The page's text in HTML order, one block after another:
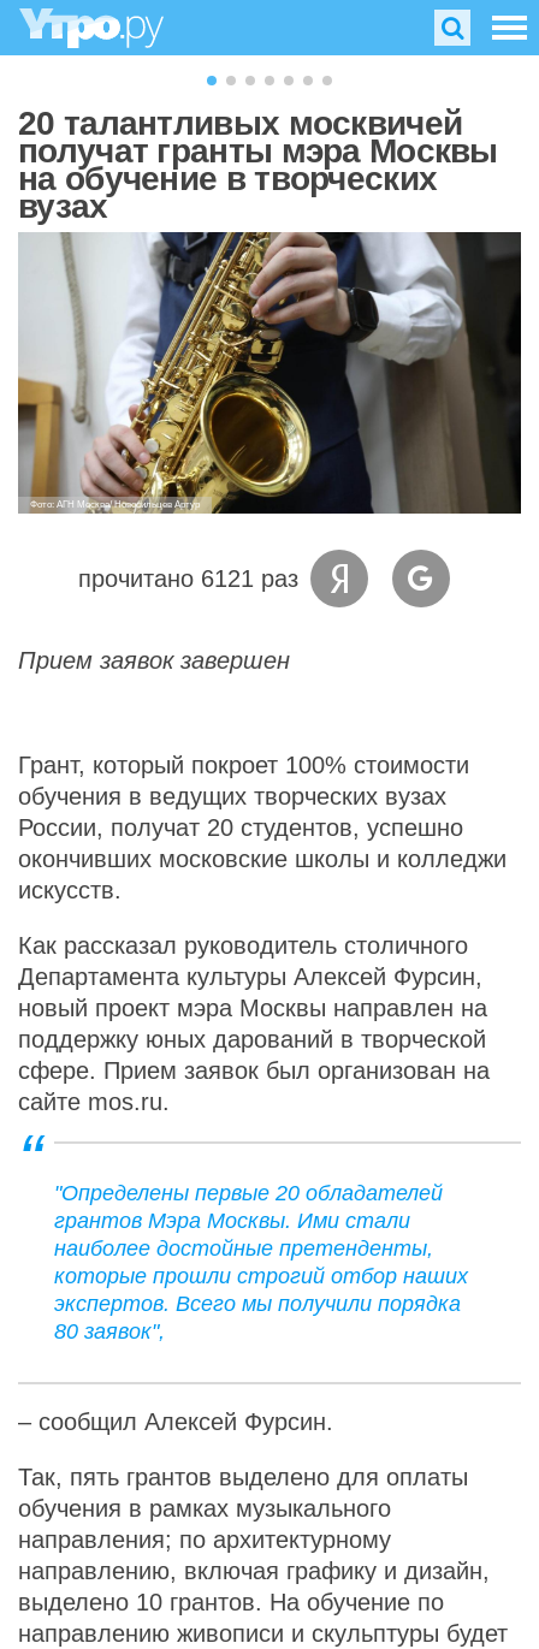
20 талантливых москвичей
получат гранты мэра Москвы
на обучение в творческих
вузах
Фото: АГН Москва/ Новосильцев Артур
прочитано 6121 раз
Прием заявок завершен
Грант, который покроет 100% стоимости
обучения в ведущих творческих вузах
России, получат 20 студентов, успешно
окончивших московские школы и колледжи
искусств.
Как рассказал руководитель столичного
Департамента культуры Алексей Фурсин,
новый проект мэра Москвы направлен на
поддержку юных дарований в творческой
сфере. Прием заявок был организован на
сайте mos.ru.
"Определены первые 20 обладателей
грантов Мэра Москвы. Ими стали
наиболее достойные претенденты,
которые прошли строгий отбор наших
экспертов. Всего мы получили порядка
80 заявок",
– сообщил Алексей Фурсин.
Так, пять грантов выделено для оплаты
обучения в рамках музыкального
направления; по архитектурному
направлению, включая графику и дизайн,
выделено 10 грантов. На обучение по
направлению живописи и скульптуры будет